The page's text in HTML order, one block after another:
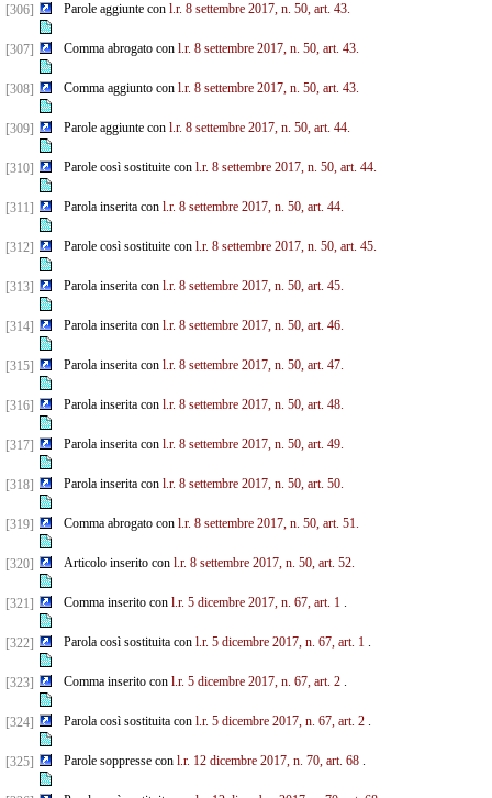
[306] Parole aggiunte con l.r. 8 settembre 2017, n. 50, art. 43.
[307] Comma abrogato con l.r. 8 settembre 2017, n. 50, art. 43.
[308] Comma aggiunto con l.r. 8 settembre 2017, n. 50, art. 43.
[309] Parole aggiunte con l.r. 8 settembre 2017, n. 50, art. 44.
[310] Parole così sostituite con l.r. 8 settembre 2017, n. 50, art. 44.
[311] Parola inserita con l.r. 8 settembre 2017, n. 50, art. 44.
[312] Parole così sostituite con l.r. 8 settembre 2017, n. 50, art. 45.
[313] Parola inserita con l.r. 8 settembre 2017, n. 50, art. 45.
[314] Parola inserita con l.r. 8 settembre 2017, n. 50, art. 46.
[315] Parola inserita con l.r. 8 settembre 2017, n. 50, art. 47.
[316] Parola inserita con l.r. 8 settembre 2017, n. 50, art. 48.
[317] Parola inserita con l.r. 8 settembre 2017, n. 50, art. 49.
[318] Parola inserita con l.r. 8 settembre 2017, n. 50, art. 50.
[319] Comma abrogato con l.r. 8 settembre 2017, n. 50, art. 51.
[320] Articolo inserito con l.r. 8 settembre 2017, n. 50, art. 52.
[321] Comma inserito con l.r. 5 dicembre 2017, n. 67, art. 1.
[322] Parola così sostituita con l.r. 5 dicembre 2017, n. 67, art. 1.
[323] Comma inserito con l.r. 5 dicembre 2017, n. 67, art. 2.
[324] Parola così sostituita con l.r. 5 dicembre 2017, n. 67, art. 2.
[325] Parole soppresse con l.r. 12 dicembre 2017, n. 70, art. 68.